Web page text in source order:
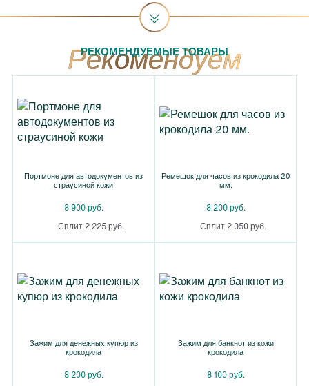
РЕКОМЕНДУЕМЫЕ ТОВАРЫ
Портмоне для автодокументов из
страусиной кожи
8 900 руб.
Сплит 2 225 руб.
Ремешок для часов из крокодила 20
мм.
8 200 руб.
Сплит 2 050 руб.
Зажим для денежных купюр из
крокодила
8 200 руб.
Зажим для банкнот из кожи
крокодила
8 100 руб.